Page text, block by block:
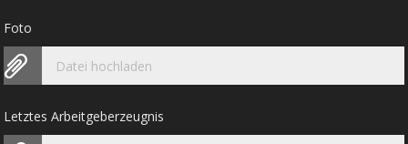
Foto
Datei hochladen
Letztes Arbeitgeberzeugnis